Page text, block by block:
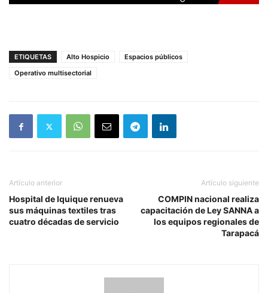
ETIQUETAS Alto Hospicio
Espacios públicos
Operativo multisectorial
Artículo anterior
Hospital de Iquique renueva
sus máquinas textiles tras
cuatro décadas de servicio
Artículo siguiente
COMPIN nacional realiza
capacitación de Ley SANNA a
los equipos regionales de
Tarapacá